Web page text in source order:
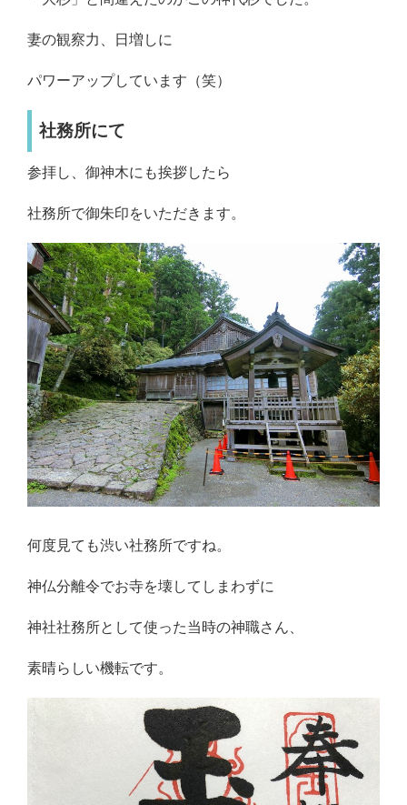
妻の観察力、日増しに
パワーアップしています（笑）
社務所にて
参拝し、御神木にも挨拶したら
社務所で御朱印をいただきます。
何度見ても渋い社務所ですね。
神仏分離令でお寺を壊してしまわずに
神社社務所として使った当時の神職さん、
素晴らしい機転です。